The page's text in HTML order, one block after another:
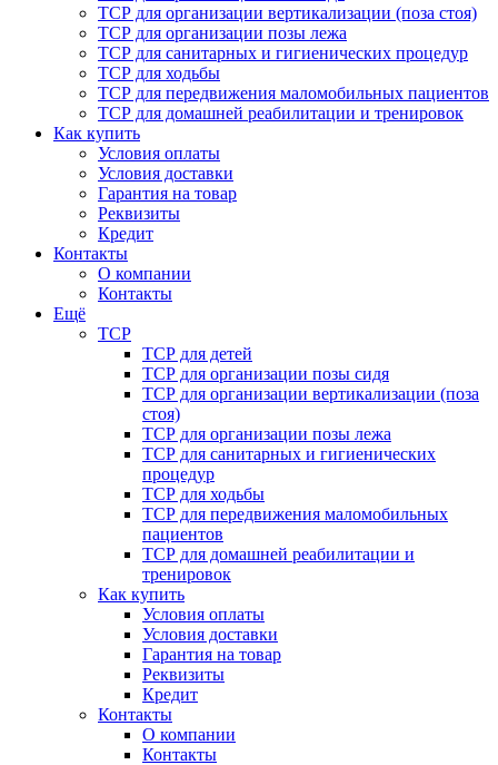
ТСР для организации вертикализации (поза стоя)
ТСР для организации позы лежа
ТСР для санитарных и гигиенических процедур
ТСР для ходьбы
ТСР для передвижения маломобильных пациентов
ТСР для домашней реабилитации и тренировок
Как купить
Условия оплаты
Условия доставки
Гарантия на товар
Реквизиты
Кредит
Контакты
О компании
Контакты
Ещё
ТСР
ТСР для детей
ТСР для организации позы сидя
ТСР для организации вертикализации (поза
стоя)
ТСР для организации позы лежа
ТСР для санитарных и гигиенических
процедур
ТСР для ходьбы
ТСР для передвижения маломобильных
пациентов
ТСР для домашней реабилитации и
тренировок
Как купить
Условия оплаты
Условия доставки
Гарантия на товар
Реквизиты
Кредит
Контакты
О компании
Контакты